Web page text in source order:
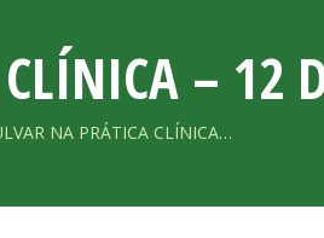
– 12
NA PRÁTICA CLÍNICA…